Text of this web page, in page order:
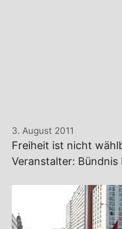
3. August 2011
Freiheit ist nicht
Veranstalter: